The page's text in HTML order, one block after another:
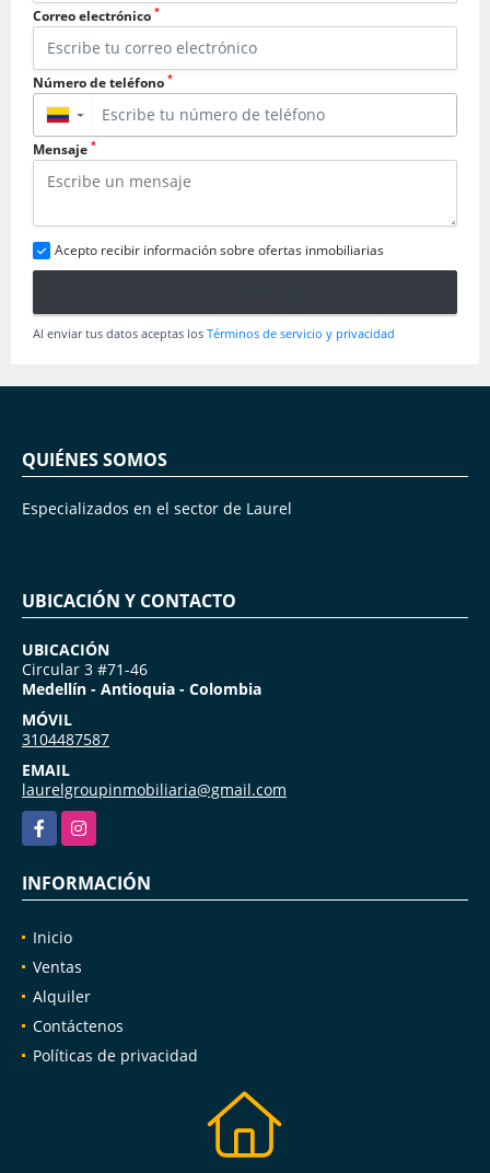
Correo electrónico *
Número de teléfono *
▼
Mensaje *
Acepto recibir información sobre ofertas inmobiliarias
Al enviar tus datos aceptas los Términos de servicio y privacidad
QUIÉNES SOMOS
Especializados en el sector de Laurel
UBICACIÓN Y CONTACTO
UBICACIÓN
Circular 3 #71-46
Medellín - Antioquia - Colombia
MÓVIL
3104487587
EMAIL
laurelgroupinmobiliaria@gmail.com
FacebookInstagram
INFORMACIÓN
Inicio
Ventas
Alquiler
Contáctenos
Políticas de privacidad